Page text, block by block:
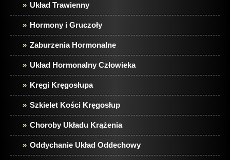
Układ Trawienny
Hormony i Gruczoły
Zaburzenia Hormonalne
Układ Hormonalny Człowieka
Kręgi Kręgosłupa
Szkielet Kości Kręgosłup
Choroby Układu Krążenia
Oddychanie Układ Oddechowy